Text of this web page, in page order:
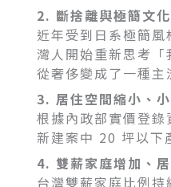
2. 斷捨離與極簡文
近年受到日系極簡風
灣人開始重新思考
從奢侈變成了一種主
3. 居住空間縮小、
根據內政部實價登
新建案中 20 坪以下
4. 雙薪家庭增加、
台灣雙薪家庭比例